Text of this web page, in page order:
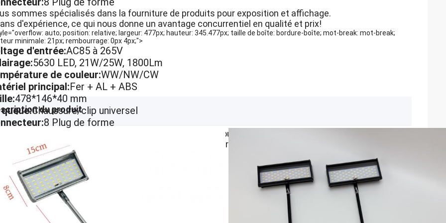
sommes spécialisés dans la fourniture de produits pour exposition et affichage.
d'expérience, ce qui nous donne un avantage concurrentiel en qualité et prix!
auto; position: relative; largeur: 477px; hauteur: 345.477px; taille de boîte: bordure-boîte; mot-break: mot-break;
minimale: 21px; rembourrage: 0px 4px;">
d'entrée:AC85 à 265V
5630 LED, 21W/25W, 1800Lm
de couleur:WW/NW/CW
principal:Fer + AL + ABS
478*146*40 mm
Chaussure/clip universel
8 Plug de forme
sommes spécialisés dans la fourniture de produits pour exposition et affichage.
ans d'expérience, ce qui nous donne un avantage concurrentiel en qualité et prix!
du produit